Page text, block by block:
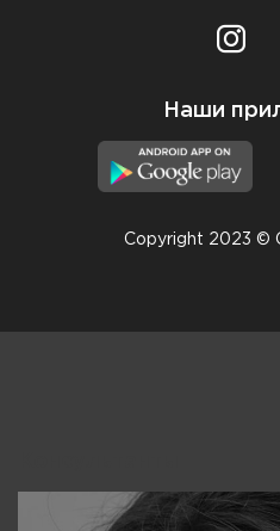
Наши
Copyright 2023 ©